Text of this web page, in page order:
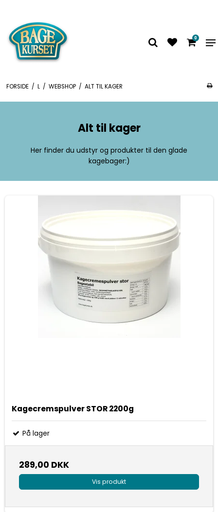
0
FORSIDE / L / WEBSHOP / ALT TIL KAGER
Alt til kager
Her finder du udstyr og produkter til den glade
kagebager:)
Kagecremspulver STOR 2200g
På lager
289,00 DKK
Vis produkt